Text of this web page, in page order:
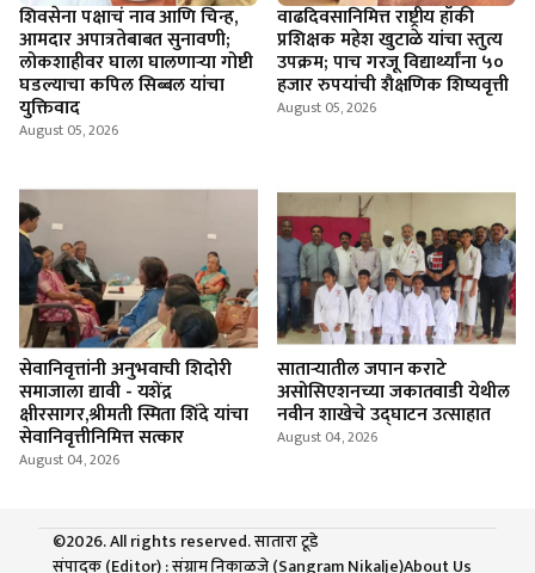
शिवसेना पक्षाचं नाव आणि चिन्ह,
आमदार अपात्रतेबाबत सुनावणी;
लोकशाहीवर घाला घालणाऱ्या गोष्टी
घडल्याचा कपिल सिब्बल यांचा
युक्तिवाद
August 05, 2026
वाढदिवसानिमित्त राष्ट्रीय हॉकी
प्रशिक्षक महेश खुटाळे यांचा स्तुत्य
उपक्रम; पाच गरजू विद्यार्थ्यांना ५०
हजार रुपयांची शैक्षणिक शिष्यवृत्ती
August 05, 2026
सेवानिवृत्तांनी अनुभवाची शिदोरी
समाजाला द्यावी - यशेंद्र
क्षीरसागर,श्रीमती स्मिता शिंदे यांचा
सेवानिवृत्तीनिमित्त सत्कार
August 04, 2026
साताऱ्यातील जपान कराटे
असोसिएशनच्या जकातवाडी येथील
नवीन शाखेचे उद्घाटन उत्साहात
August 04, 2026
©2026. All rights reserved. सातारा टूडे
संपादक (Editor) : संग्राम निकाळजे (Sangram Nikalje)About Us